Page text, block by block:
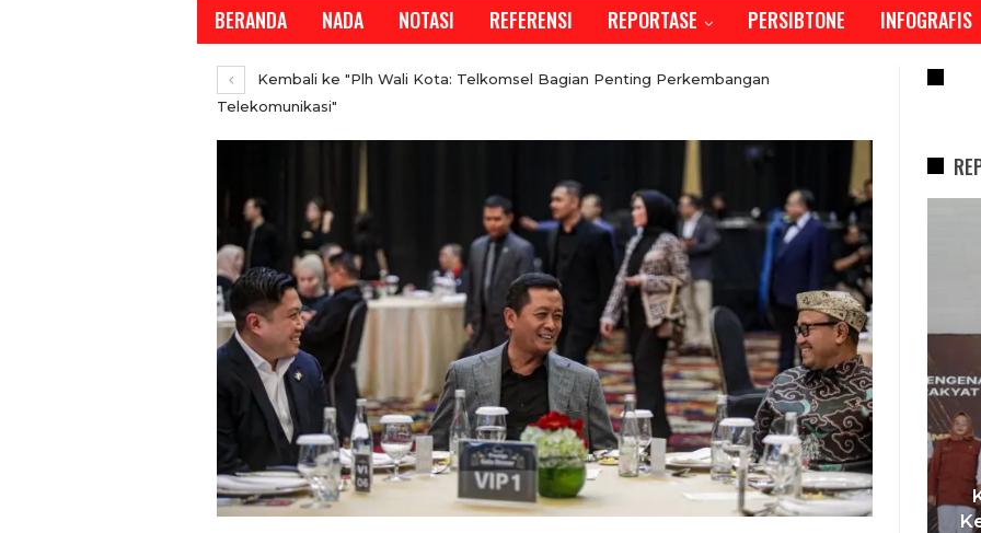
BERANDA NADA NOTASI REFERENSI REPORTASE PERSIBTONE INFOGRAFIS
Kembali ke "Plh Wali Kota: Telkomsel Bagian Penting Perkembangan
Telekomunikasi"
REPORTASE
Temui Wamen Koperasi RI,
Bupati Bandung Perkuat
REPORTASE
Pemkot Siapkan TPST